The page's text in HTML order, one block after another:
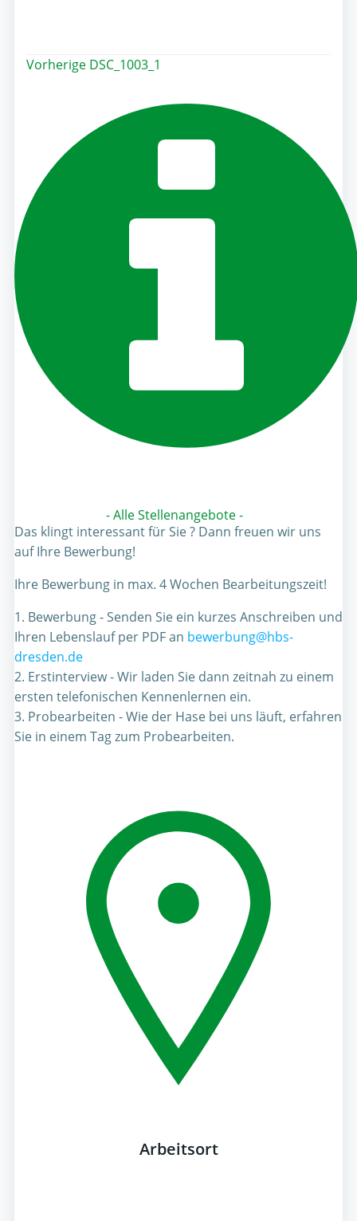
Post
navigation
Vorherige DSC_1003_1
- Alle Stellenangebote -
Das klingt interessant für Sie ? Dann freuen wir uns
auf Ihre Bewerbung!
Ihre Bewerbung in max. 4 Wochen Bearbeitungszeit!
1. Bewerbung - Senden Sie ein kurzes Anschreiben und
Ihren Lebenslauf per PDF an bewerbung@hbs-
dresden.de
2. Erstinterview - Wir laden Sie dann zeitnah zu einem
ersten telefonischen Kennenlernen ein.
3. Probearbeiten - Wie der Hase bei uns läuft, erfahren
Sie in einem Tag zum Probearbeiten.
Arbeitsort